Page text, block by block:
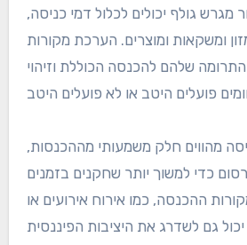
מגרש גולף יכולים לכלול דמי כניסה,
ומשקאות ומוצרים. הערכת מקורות
שלהם להכנסה הכוללת וזיהוי
מהווים חלק משמעותי מההכנסות,
כדי למשוך יותר שחקנים בזמנים
ההכנסה, כמו אירוח אירועים או